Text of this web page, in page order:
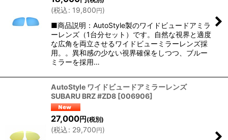
(税込: 19,800円)
■商品説明：AutoStyle製のワイドビュードアミラ
ーレンズ（1台分セット）です。自然な視界と適度
な広角を両立させるワイドビューミラーレンズ採
用。。異和感の少ない視界確保をしつつ、ブルー
ミラーを採用…
AutoStyle ワイドビュードアミラーレンズ
SUBARU BRZ #ZD8 [006906]
27,000円 (税別)
(税込: 29,700円)